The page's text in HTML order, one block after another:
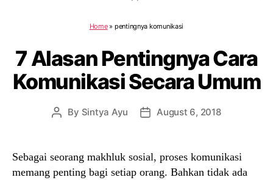
Home» pentingnya komunikasi
7 Alasan Pentingnya Cara
Komunikasi Secara Umum
Post
By Sintya Ayu
PostAugust 6, 2018
Sebagai seorang makhluk sosial, proses komunikasi
memang penting bagi setiap orang. Bahkan tidak ada